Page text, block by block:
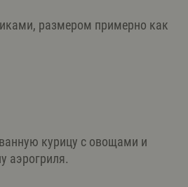
размером примерно как
курицу с овощами и
аэрогриля.